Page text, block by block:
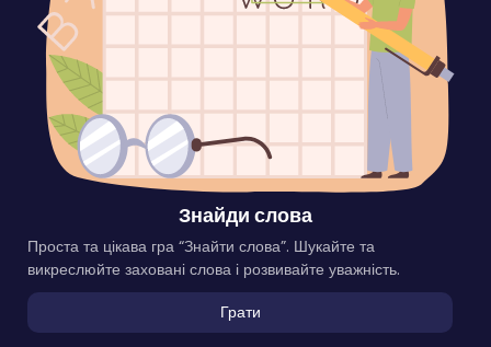
Знайди слова
Проста та цікава гра “Знайти слова”. Шукайте та
викреслюйте заховані слова і розвивайте уважність.
Грати